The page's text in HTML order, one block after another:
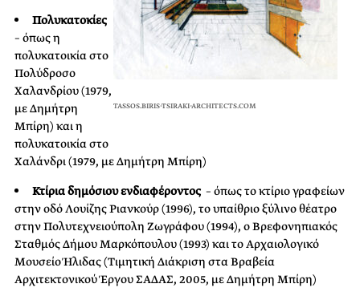
TASSOS.BIRIS-TSIRAKI-ARCHITECTS.COM
Πολυκατοκίες
– όπως η
πολυκατοικία στο
Πολύδροσο
Χαλανδρίου (1979,
με Δημήτρη
Μπίρη) και η
πολυκατοικία στο
Χαλάνδρι (1979, με Δημήτρη Μπίρη)
Κτίρια δημόσιου ενδιαφέροντος – όπως το κτίριο γραφείων
στην οδό Λουίζης Ριανκούρ (1996), το υπαίθριο ξύλινο θέατρο
στην Πολυτεχνειούπολη Ζωγράφου (1994), ο Βρεφονηπιακός
Σταθμός Δήμου Μαρκόπουλου (1993) και το Αρχαιολογικό
Μουσείο Ήλιδας (Τιμητική Διάκριση στα Βραβεία
Αρχιτεκτονικού Έργου ΣΑΔΑΣ, 2005, με Δημήτρη Μπίρη)